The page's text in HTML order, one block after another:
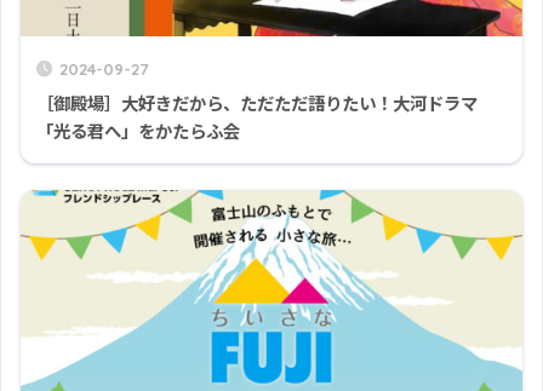
2024-09-27
［御殿場］大好きだから、ただただ語りたい！大河ドラマ
「光る君へ」をかたらふ会